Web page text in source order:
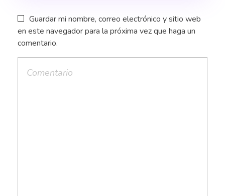
Guardar mi nombre, correo electrónico y sitio web
en este navegador para la próxima vez que haga un
comentario.